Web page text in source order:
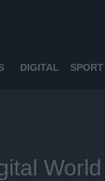
DIGITAL SPORT
World